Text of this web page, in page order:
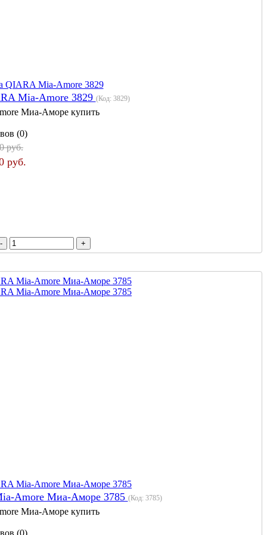
Mia-Amore 3829 (Код: 3829)
Миа-Аморе купить
(0)
руб.
руб.
Amore Миа-Аморе 3785 (Код: 3785)
Миа-Аморе купить